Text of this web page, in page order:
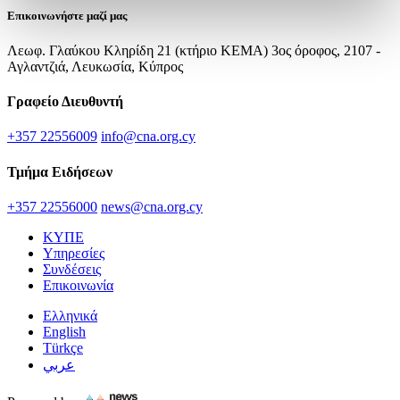
Επικοινωνήστε μαζί μας
Λεωφ. Γλαύκου Κληρίδη 21 (κτήριο ΚΕΜΑ) 3ος όροφος, 2107 -
Αγλαντζιά, Λευκωσία, Κύπρος
Γραφείο Διευθυντή
+357 22556009 info@cna.org.cy
Τμήμα Ειδήσεων
+357 22556000 news@cna.org.cy
ΚΥΠΕ
Υπηρεσίες
Συνδέσεις
Επικοινωνία
Ελληνικά
English
Türkçe
عربي